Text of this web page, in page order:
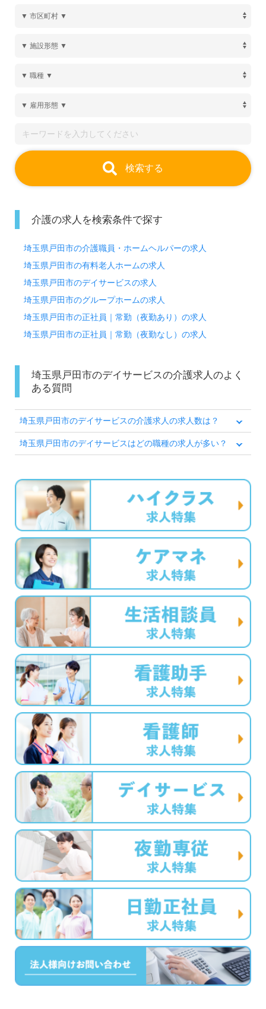
検索する
介護の求人を検索条件で探す
埼玉県戸田市の介護職員・ホームヘルパーの求人
埼玉県戸田市の有料老人ホームの求人
埼玉県戸田市のデイサービスの求人
埼玉県戸田市のグループホームの求人
埼玉県戸田市の正社員｜常勤（夜勤あり）の求人
埼玉県戸田市の正社員｜常勤（夜勤なし）の求人
埼玉県戸田市のデイサービスの介護求人のよく
ある質問
埼玉県戸田市のデイサービスの介護求人の求人数は？
埼玉県戸田市のデイサービスはどの職種の求人が多い？